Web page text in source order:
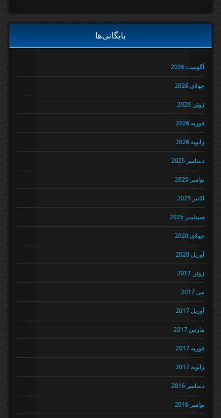
بایگانی‌ها
آگوست 2026
جولای 2026
ژوئن 2026
فوریه 2026
ژانویه 2026
دسامبر 2025
نوامبر 2025
اکتبر 2025
سپتامبر 2025
جولای 2020
آوریل 2020
ژوئن 2017
می 2017
آوریل 2017
مارس 2017
فوریه 2017
ژانویه 2017
دسامبر 2016
نوامبر 2016